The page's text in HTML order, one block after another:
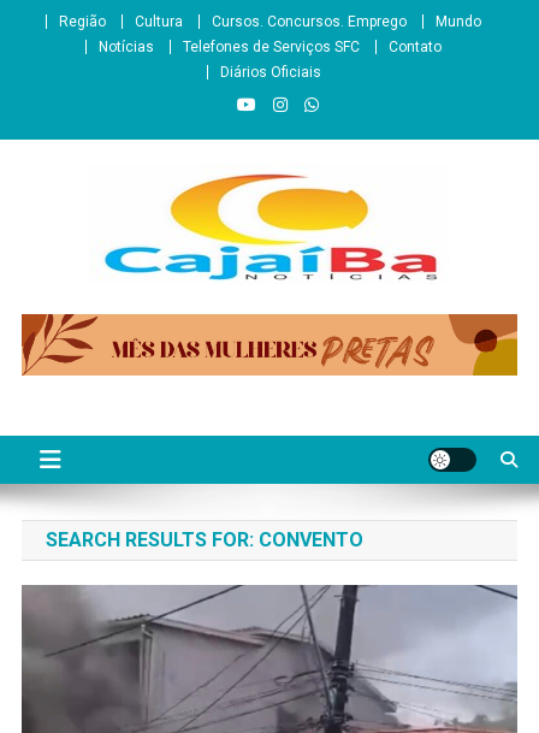
Região Cultura Cursos. Concursos. Emprego
Mundo
Notícias
Telefones de Serviços SFC
Contato
Diários Oficiais
CajaíbaNotícias
SEARCH RESULTS FOR: CONVENTO